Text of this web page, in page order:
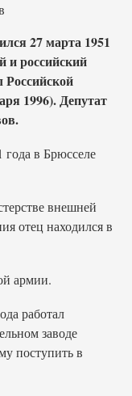
27 марта 1951
и российский
1996). Депутат
года в Брюсселе
внешней
отец находился в
армии.
работал
заводе
поступить в